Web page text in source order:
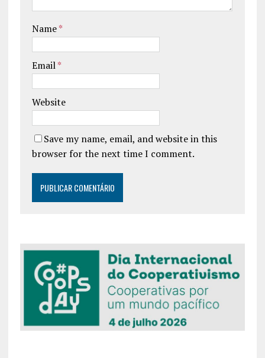
Name*
Email*
Website
Save my name, email, and website in this
browser for the next time I comment.